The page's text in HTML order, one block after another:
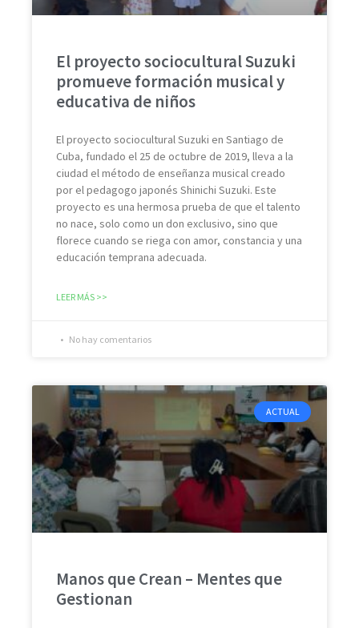
El proyecto sociocultural Suzuki
promueve formación musical y
educativa de niños
El proyecto sociocultural Suzuki en Santiago de
Cuba, fundado el 25 de octubre de 2019, lleva a la
ciudad el método de enseñanza musical creado
por el pedagogo japonés Shinichi Suzuki. Este
proyecto es una hermosa prueba de que el talento
no nace, solo como un don exclusivo, sino que
florece cuando se riega con amor, constancia y una
educación temprana adecuada.
LEER MÁS >>
No hay comentarios
ACTUAL
Manos que Crean – Mentes que
Gestionan